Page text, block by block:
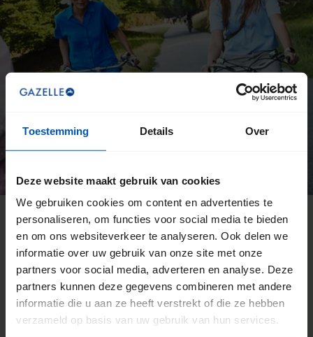
Toestemming Details Over
Deze website maakt gebruik van cookies
We gebruiken cookies om content en advertenties te
personaliseren, om functies voor social media te bieden
en om ons websiteverkeer te analyseren. Ook delen we
informatie over uw gebruik van onze site met onze
partners voor social media, adverteren en analyse. Deze
partners kunnen deze gegevens combineren met andere
informatie die u aan ze heeft verstrekt of die ze hebben
verzameld op basis van uw gebruik van hun services.
De voordelen van een Gazelle
fietsenwinkel
Daarom werken we intensief samen met onze fietsenwinkels.